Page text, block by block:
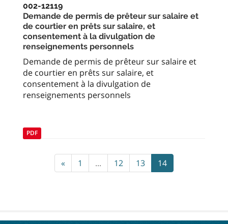
002-12119
Demande de permis de prêteur sur salaire et
de courtier en prêts sur salaire, et
consentement à la divulgation de
renseignements personnels
Demande de permis de prêteur sur salaire et
de courtier en prêts sur salaire, et
consentement à la divulgation de
renseignements personnels
PDF
« 1 ... 12 13 14